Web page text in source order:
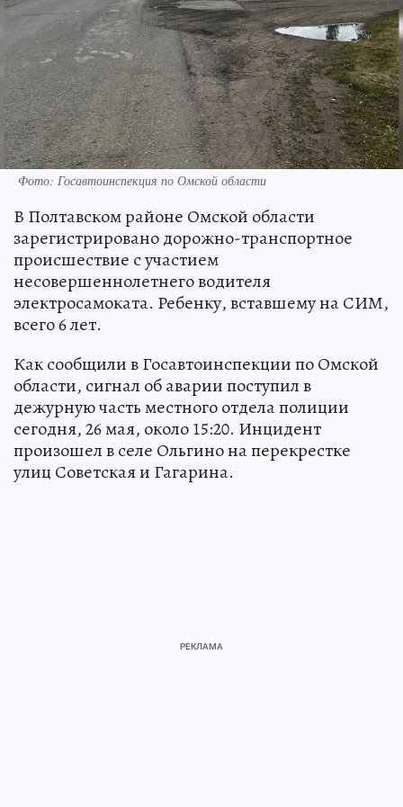
Фото: Госавтоинспекция по Омской области
В Полтавском районе Омской области
зарегистрировано дорожно-транспортное
происшествие с участием
несовершеннолетнего водителя
электросамоката. Ребенку, вставшему на СИМ,
всего 6 лет.
Как сообщили в Госавтоинспекции по Омской
области, сигнал об аварии поступил в
дежурную часть местного отдела полиции
сегодня, 26 мая, около 15:20. Инцидент
произошел в селе Ольгино на перекрестке
улиц Советская и Гагарина.